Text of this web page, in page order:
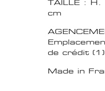
TAILLE :
cm
de crédit (1)
Made in